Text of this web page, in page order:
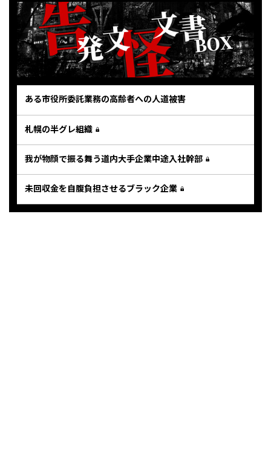
ある市役所委託業務の高齢者への人道被害
札幌の半グレ組織
我が物顔で振る舞う道内大手企業中途入社幹部
未回収金を自腹負担させるブラック企業